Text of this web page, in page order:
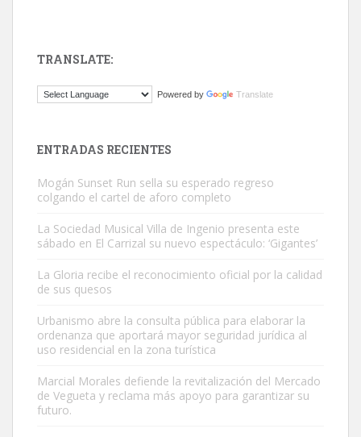
El ayuntamiento se va a llevar a Los Gatos callejeros de la zona los
Este gato macho ha aparecido en la calle hace menos de un mes,
Leales.org » Gran Canaria | 9.7.2025
TRANSLATE:
Powered by Translate
ENTRADAS RECIENTES
Mogán Sunset Run sella su esperado regreso
colgando el cartel de aforo completo
La Sociedad Musical Villa de Ingenio presenta este
sábado en El Carrizal su nuevo espectáculo: ‘Gigantes’
La Gloria recibe el reconocimiento oficial por la calidad
de sus quesos
Urbanismo abre la consulta pública para elaborar la
ordenanza que aportará mayor seguridad jurídica al
uso residencial en la zona turística
Marcial Morales defiende la revitalización del Mercado
de Vegueta y reclama más apoyo para garantizar su
futuro.